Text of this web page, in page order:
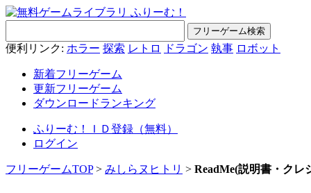
便利リンク: ホラー 探索 レトロ ドラゴン 執事 ロボット
新着フリーゲーム
更新フリーゲーム
ダウンロードランキング
ふりーむ！ＩＤ登録（無料）
ログイン
フリーゲームTOP> みしらヌヒトリ > ReadMe(説明書・クレ